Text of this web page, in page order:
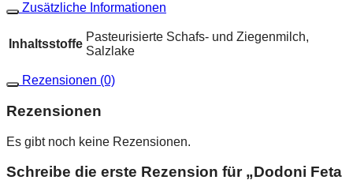
Zusätzliche Informationen
Inhaltsstoffe
Pasteurisierte Schafs- und Ziegenmilch,
Salzlake
Rezensionen (0)
Rezensionen
Es gibt noch keine Rezensionen.
Schreibe die erste Rezension für „Dodoni Feta